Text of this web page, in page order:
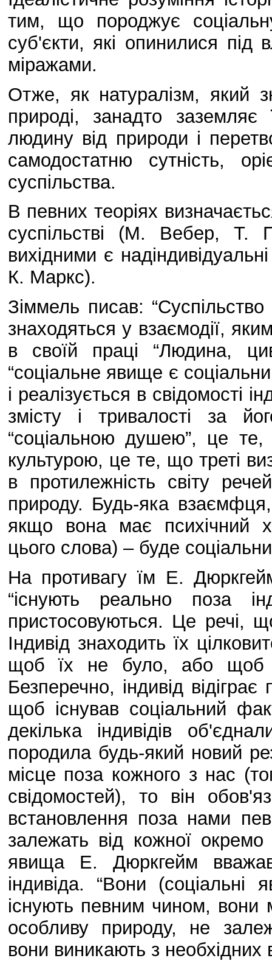
тим, що породжує
суб'єкти, які опинилися під
міражами.
Отже, як натуралізм, який
природі, занадто заземляє
людину від природи і
самодостатню сутність,
суспільства.
В певних теоріях
суспільстві (М. Вебер, Т.
вихідними є
К. Маркс).
Зіммель писав: “Суспільство
знаходяться у взаємодії,
в своїй праці “Людина,
“соціальне явище є
і реалізується в свідомості
змісту і тривалості за
“соціальною душею”, це те,
культурою, це те, що треті
в протилежність світу
природу. Будь-яка
якщо вона має психічний
цього слова) – буде
На противагу їм Е.
“існують реально поза
пристосовуються. Це речі,
Індивід знаходить їх
щоб їх не було, або щоб
Безперечно, індивід
щоб існував соціальний
декілька індивідів
породила будь-який новий
місце поза кожного з нас
свідомостей), то він
встановлення поза нами
залежать від кожної
явища Е. Дюркгейм
індивіда. “Вони
існують певним чином, вони
особливу природу, не
вони виникають з необхідних